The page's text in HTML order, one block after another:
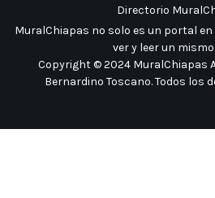
Directorio
MuralChiapas no solo es un portal
ver y leer un
Copyright © 2024 MuralChiapas
Bernardino Toscano. Todos los